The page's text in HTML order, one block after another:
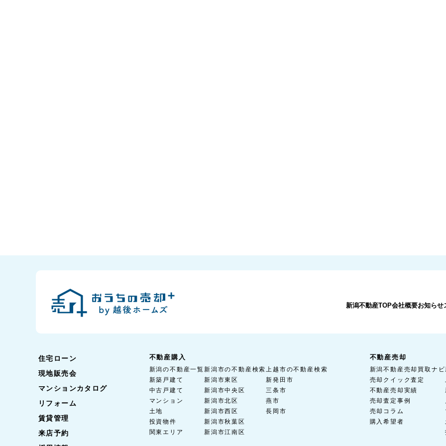
新潟不動産TOP会社概要お知らせ
住宅ローン
現地販売会
マンションカタログ
リフォーム
賃貸管理
来店予約
不動産購入
新潟の不動産一覧
新築戸建て
中古戸建て
マンション
土地
投資物件
関東エリア
新潟市の不動産検索
新潟市東区
新潟市中央区
新潟市北区
新潟市西区
新潟市秋葉区
新潟市江南区
上越市の不動産検索
新発田市
三条市
燕市
長岡市
不動産売却
新潟不動産売却買取ナビ
売却クイック査定
不動産売却実績
売却査定事例
売却コラム
購入希望者